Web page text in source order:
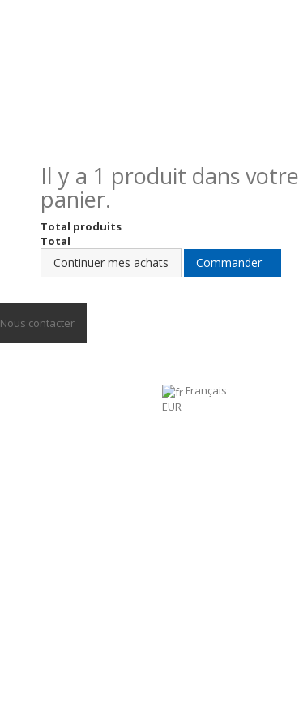
Il y a 1 produit dans votre
panier.
Total produits
Total
Continuer mes achats Commander
Nous contacter
Français
EUR